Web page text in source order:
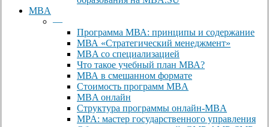
MBA
—
Программа МВА: принципы и содержание
МВА «Cтратегический менеджмент»
MBA со специализацией
Что такое учебный план МВА?
МВА в смешанном формате
Стоимость программ MBA
MBA онлайн
Cтруктура программы онлайн-MBA
MPA: мастер государственного управления